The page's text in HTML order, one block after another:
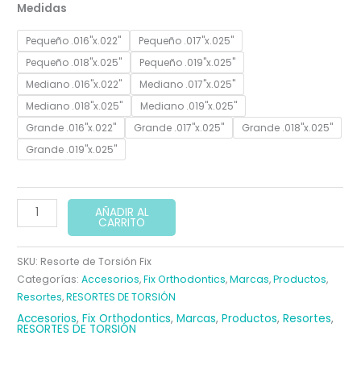
original
era:
75,00 €.
actual
es:
60,00 €.
Medidas
Pequeño .016"x.022"
Pequeño .017"x.025"
Pequeño .018"x.025"
Pequeño .019"x.025"
Mediano .016"x.022"
Mediano .017"x.025"
Mediano .018"x.025"
Mediano .019"x.025"
Grande .016"x.022"
Grande .017"x.025"
Grande .018"x.025"
Grande .019"x.025"
RESORTE
DE
TORSIÓN
FIX
cantidad
AÑADIR AL
CARRITO
SKU: Resorte de Torsión Fix
Categorías:Accesorios,Fix Orthodontics,Marcas,Productos,
Resortes,RESORTES DE TORSIÓN
Accesorios,Fix Orthodontics,Marcas,Productos,Resortes,
RESORTES DE TORSIÓN